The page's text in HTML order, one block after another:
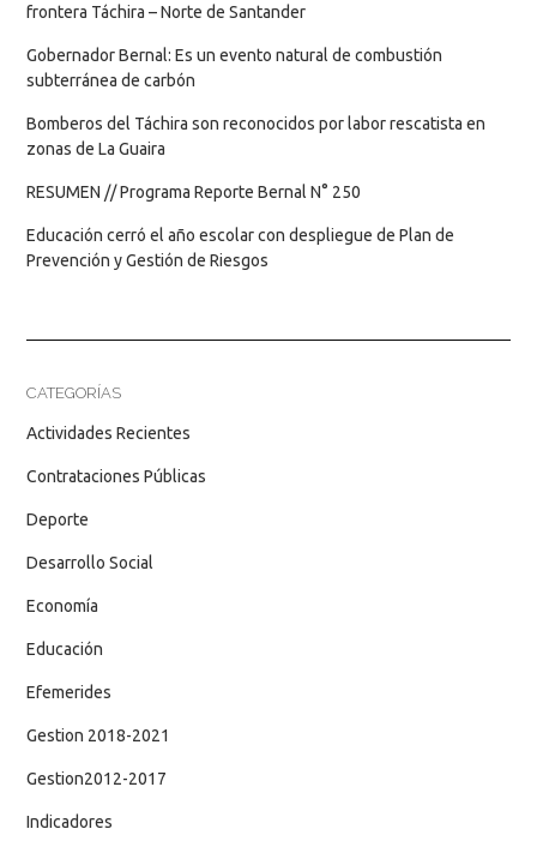
frontera Táchira – Norte de Santander
Gobernador Bernal: Es un evento natural de combustión
subterránea de carbón
Bomberos del Táchira son reconocidos por labor rescatista en
zonas de La Guaira
RESUMEN // Programa Reporte Bernal N° 250
Educación cerró el año escolar con despliegue de Plan de
Prevención y Gestión de Riesgos
CATEGORÍAS
Actividades Recientes
Contrataciones Públicas
Deporte
Desarrollo Social
Economía
Educación
Efemerides
Gestion 2018-2021
Gestion2012-2017
Indicadores